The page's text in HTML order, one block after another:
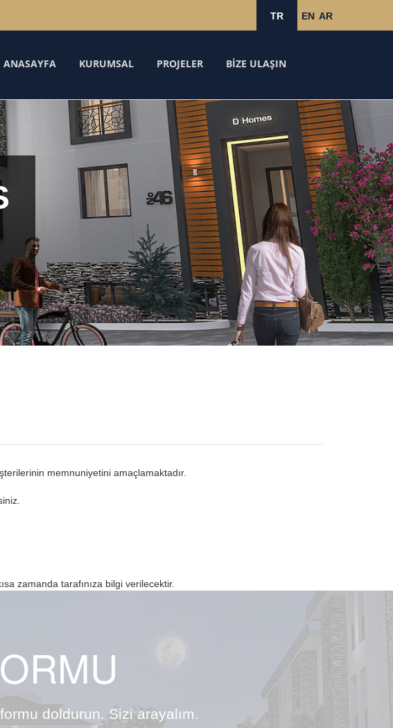
TR EN AR
ANASAYFA KURUMSAL PROJELER BİZE ULAŞIN
memnuniyetini amaçlamaktadır.
zamanda tarafınıza bilgi verilecektir.
doldurun. Sizi arayalım.